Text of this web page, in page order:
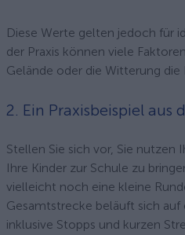
Diese Werte gelten jedoch für
der Praxis können viele
Gelände oder die Witterung
2. Ein Praxisbeispiel aus
Stellen Sie sich vor, Sie nutzen
Ihre Kinder zur Schule zu
vielleicht noch eine kleine
Gesamtstrecke beläuft sich
inklusive Stopps und kurzen